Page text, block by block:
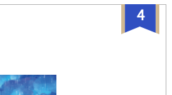
を盛り込みつつ自分好みにできる
4